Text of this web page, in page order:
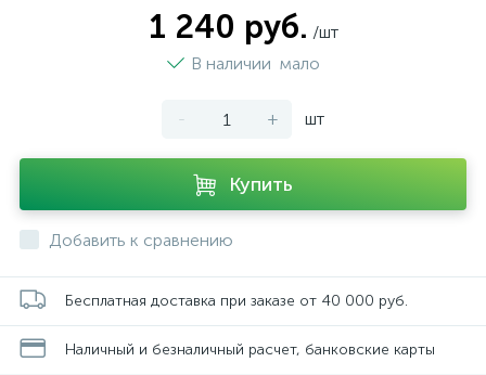
1 240 руб. /шт
В наличии мало
- + шт
Купить
Добавить к сравнению
Бесплатная доставка при заказе от 40 000 руб.
Наличный и безналичный расчет, банковские карты